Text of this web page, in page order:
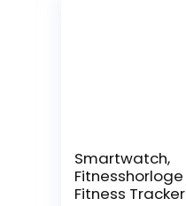
Smartwatch,
Fitnesshorloge
Fitness Tracker